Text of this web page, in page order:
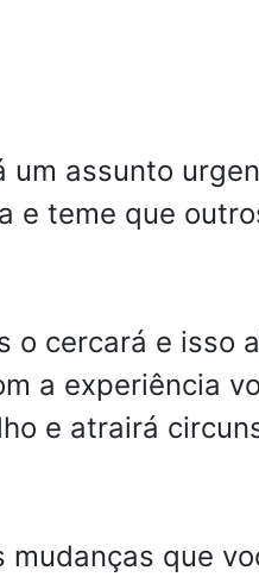
assunto
e teme que
cercará e isso
a experiência
e atrairá
que